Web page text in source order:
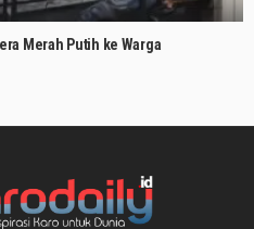
Merah Putih ke Warga